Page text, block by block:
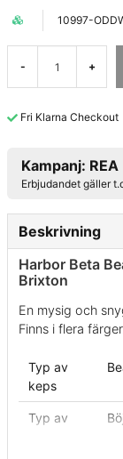
10997-
- +
Fri Klarna Checkout
Kampanj: REA
Erbjudandet gäller
Beskrivning
Harbor Beta
Brixton
En mysig och
Finns i flera
Typ av
keps
Typ av